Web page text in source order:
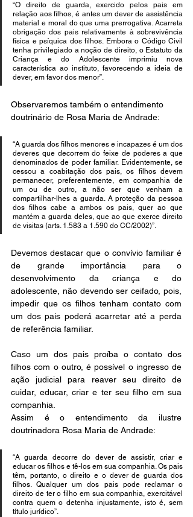
“O direito de guarda, exercido pelos pais em
relação aos filhos, é antes um dever de assistência
material e moral do que uma prerrogativa. Acarreta
obrigação dos pais relativamente à sobrevivência
física e psíquica dos filhos. Embora o Código Civil
tenha privilegiado a noção de direito, o Estatuto da
Criança e do Adolescente imprimiu nova
característica ao instituto, favorecendo a ideia de
dever, em favor dos menor”.
Observaremos também o entendimento
doutrinário de Rosa Maria de Andrade:
“A guarda dos filhos menores e incapazes é um dos
deveres que decorrem do feixe de poderes a que
denominados de poder familiar. Evidentemente, se
cessou a coabitação dos pais, os filhos devem
permanecer, preferentemente, em companhia de
um ou de outro, a não ser que venham a
compartilhar-lhes a guarda. A proteção da pessoa
dos filhos cabe a ambos os pais, quer ao que
mantém a guarda deles, que ao que exerce direito
de visitas (arts. 1.583 a 1.590 do CC/2002)”.
Devemos destacar que o convívio familiar é
de grande importância para o
desenvolvimento da criança e do
adolescente, não devendo ser ceifado, pois,
impedir que os filhos tenham contato com
um dos pais poderá acarretar até a perda
de referência familiar.
Caso um dos pais proíba o contato dos
filhos com o outro, é possível o ingresso de
ação judicial para reaver seu direito de
cuidar, educar, criar e ter seu filho em sua
companhia.
Assim é o entendimento da ilustre
doutrinadora Rosa Maria de Andrade:
“A guarda decorre do dever de assistir, criar e
educar os filhos e tê-los em sua companhia. Os pais
têm, portanto, o direito e o dever de guarda dos
filhos. Qualquer um dos pais pode reclamar o
direito de ter o filho em sua companhia, exercitável
contra quem o detenha injustamente, isto é, sem
título jurídico”.